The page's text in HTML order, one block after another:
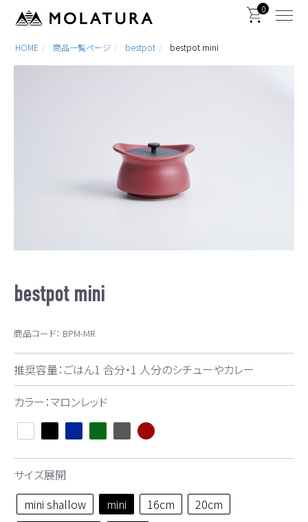
0
HOME 商品一覧ページ bestpot bestpot mini
bestpot mini
商品コード： BPM-MR
推奨容量：ごはん1 合分・1 人分のシチューやカレー
カラー：マロンレッド
サイズ展開
mini shallow
mini 16cm
20cm